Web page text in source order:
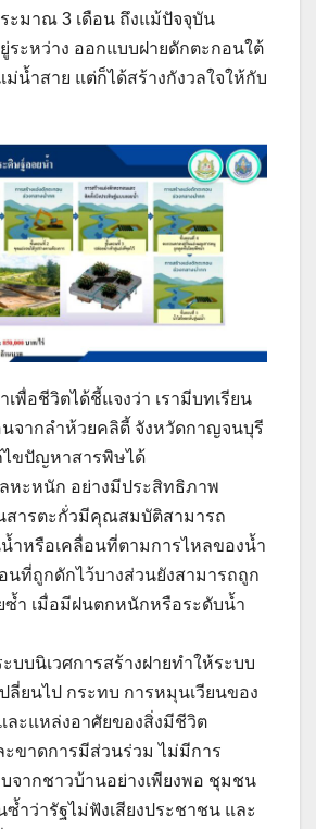
ระมาณ 3 เดือน ถึงแม้ปัจจุบัน
ระหว่าง ออกแบบฝายดักตะกอนใต้
น้ำสาย แต่ก็ได้สร้างกังวลใจให้กับ
พื่อชีวิตได้ชี้แจงว่า เรามีบทเรียน
จากลำห้วยคลิตี้ จังหวัดกาญจนบุรี
ไขปัญหาสารพิษได้
หะหนัก อย่างมีประสิทธิภาพ
สารตะกั่วมีคุณสมบัติสามารถ
ำหรือเคลื่อนที่ตามการไหลของน้ำ
นที่ถูกดักไว้บางส่วนยังสามารถถูก
ซ้ำ เมื่อมีฝนตกหนักหรือระดับน้ำ
บบนิเวศการสร้างฝายทำให้ระบบ
ลี่ยนไป กระทบ การหมุนเวียนของ
ละแหล่งอาศัยของสิ่งมีชีวิต
ขาดการมีส่วนร่วม ไม่มีการ
จากชาวบ้านอย่างเพียงพอ ชุมชน
ซ้ำว่ารัฐไม่ฟังเสียงประชาชน และ